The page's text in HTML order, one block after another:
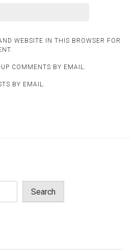
WEBSITE IN THIS BROWSER FOR
COMMENTS BY EMAIL.
BY EMAIL.
Search